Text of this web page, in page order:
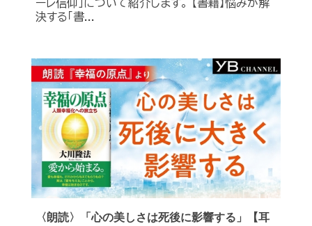
ーレ信仰」について紹介します。 【書籍】悩みが解
決する「書...
〈朗読〉「心の美しさは死後に影響する」【耳